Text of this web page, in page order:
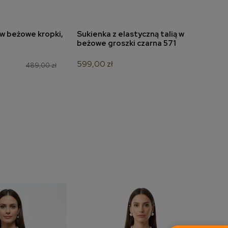
koszyka
beżowe kropki,
489,00 zł
dodaj do koszyka
Sukienka z elastyczną talią w
beżowe groszki czarna 571
599,00 zł